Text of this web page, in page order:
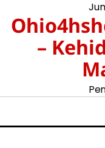
content–